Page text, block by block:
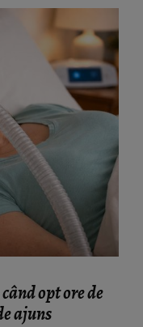
opt ore de
ajuns